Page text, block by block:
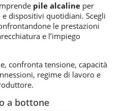
pile alcaline per
dispositivi quotidiani. Scegli
le prestazioni
e l’impiego
confronta tensione, capacità
regime di lavoro e
a bottone